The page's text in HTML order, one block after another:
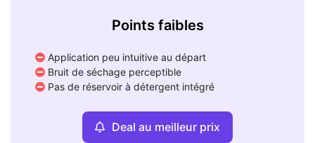
Points faibles
Application peu intuitive au départ
Bruit de séchage perceptible
Pas de réservoir à détergent intégré
Deal au meilleur prix